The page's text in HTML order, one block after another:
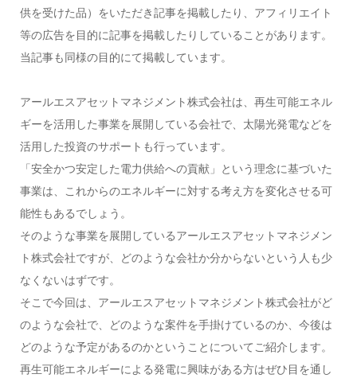
供を受けた品）をいただき記事を掲載したり、アフィリエイト
等の広告を目的に記事を掲載したりしていることがあります。
当記事も同様の目的にて掲載しています。
アールエスアセットマネジメント株式会社は、再生可能エネル
ギーを活用した事業を展開している会社で、太陽光発電などを
活用した投資のサポートも行っています。
「安全かつ安定した電力供給への貢献」という理念に基づいた
事業は、これからのエネルギーに対する考え方を変化させる可
能性もあるでしょう。
そのような事業を展開しているアールエスアセットマネジメン
ト株式会社ですが、どのような会社か分からないという人も少
なくないはずです。
そこで今回は、アールエスアセットマネジメント株式会社がど
のような会社で、どのような案件を手掛けているのか、今後は
どのような予定があるのかということについてご紹介します。
再生可能エネルギーによる発電に興味がある方はぜひ目を通し